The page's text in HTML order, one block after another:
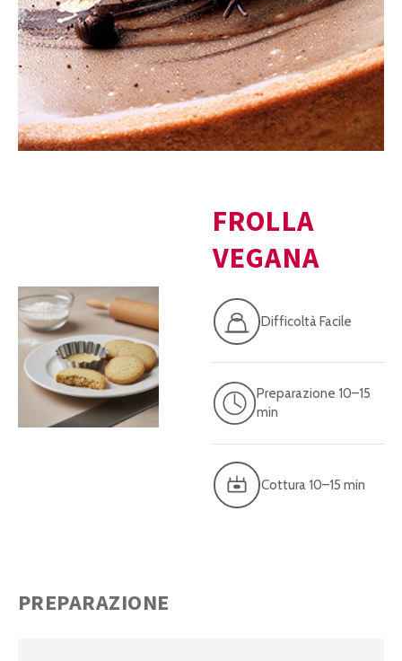
FROLLA
VEGANA
Difficoltà Facile
Preparazione 10–15
min
Cottura 10–15 min
PREPARAZIONE